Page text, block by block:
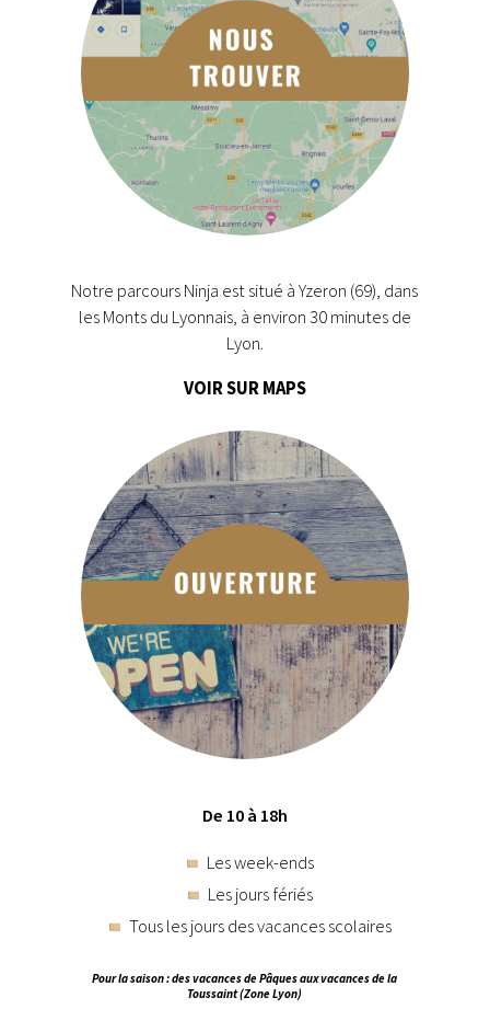
Notre parcours Ninja est situé à Yzeron (69), dans
les Monts du Lyonnais, à environ 30 minutes de
Lyon.
VOIR SUR MAPS
De 10 à 18h
Les week-ends
Les jours fériés
Tous les jours des vacances scolaires
Pour la saison : des vacances de Pâques aux vacances de la
Toussaint (Zone Lyon)